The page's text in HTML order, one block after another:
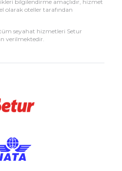
bilgilendirme amaçlıdır, hizmet
olarak oteller tarafından
seyahat hizmetleri Setur
verilmektedir.